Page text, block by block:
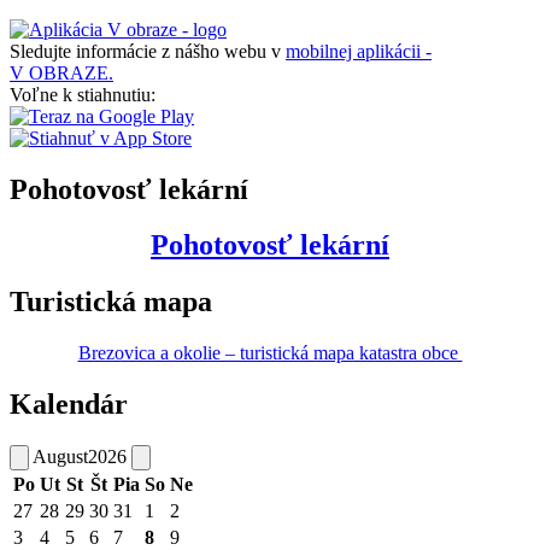
Sledujte informácie z nášho webu v mobilnej aplikácii -
V OBRAZE.
Voľne k stiahnutiu:
Pohotovosť lekární
Pohotovosť lekární
Turistická mapa
Brezovica a okolie – turistická mapa katastra obce
Kalendár
August2026
Po Ut St Št Pia So Ne
27 28 29 30 31 1
2
3
4 5 6 7 8
9